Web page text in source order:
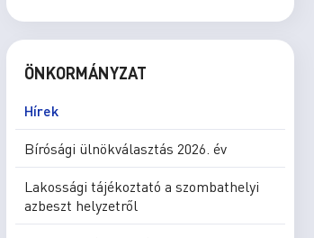
ÖNKORMÁNYZAT
Hírek
Bírósági ülnökválasztás 2026. év
Lakossági tájékoztató a szombathelyi
azbeszt helyzetről